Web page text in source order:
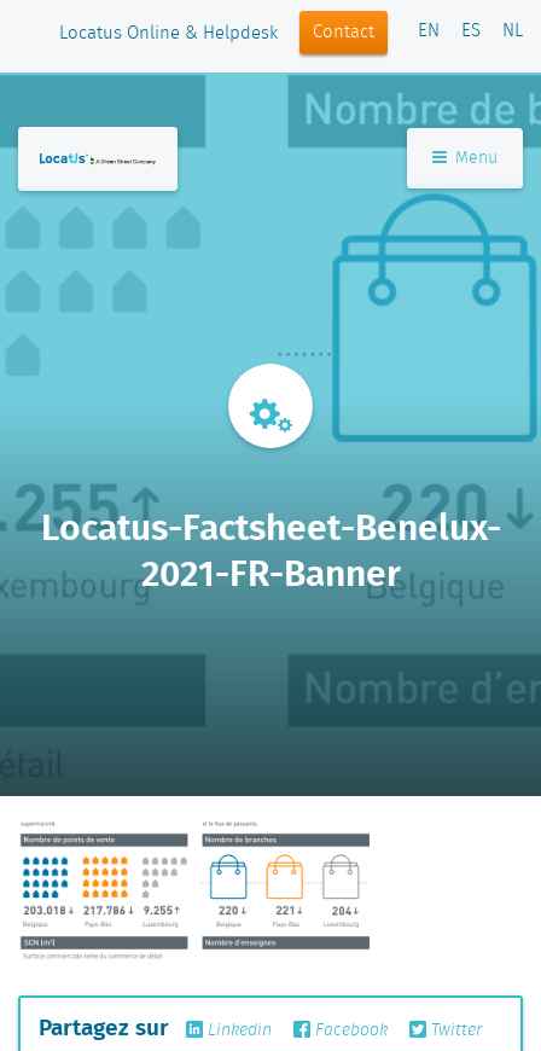
Locatus Online & Helpdesk Contact EN ES NL
Menu
Locatus-Factsheet-Benelux-
2021-FR-Banner
Partagez sur Linkedin Facebook Twitter